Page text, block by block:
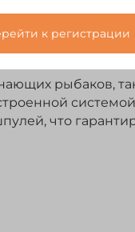
рыбаков,
что
к регистрации